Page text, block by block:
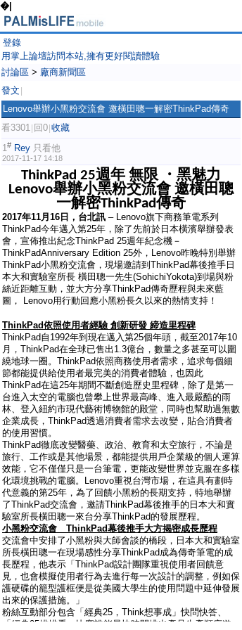
�|
登錄
用掌上論壇訪問本站,擁有更好閱讀體驗
討論區 > 廠商新聞區
發文
Lenovo舉辦小黑粉交流會 邀橫田聰一解密ThinkPad傳奇
看3301 回0 收藏
1# Rey 只看他
2017-11-17 14:18
ThinkPad 25週年 無限 ・ 黑魅力
Lenovo舉辦小黑粉交流會 邀橫田聰
一解密ThinkPad傳奇
2017年11月 16 日，台北訊 – Lenovo旗下商務筆電系列
ThinkPad今年邁入第25年，除了先前於日本橫濱舉辦發表
會，宣佈推出紀念ThinkPad 25週年紀念機－
ThinkPadAnniversary Edition 25外，Lenovo昨晚特別舉辦
ThinkPad小黑粉交流會，現場邀請到ThinkPad幕後推手日
本大和實驗室所長 橫田聰一先生(SohichiYokota)到場與粉
絲近距離互動，並大方分享ThinkPad傳奇歷程與未來藍
圖， Lenovo用行動回應小黑粉長久以來的熱情支持！
ThinkPad依照使用者經驗 創新研發 締造里程碑
ThinkPad自1992年到現在邁入第25個年頭，截至2017年10
月，ThinkPad在全球已售出1.3億台，數量之多甚至可以圍
繞地球一圈。ThinkPad依照商務使用者需求，追求每個細
節都能提供給使用者最完美的消費者體驗，也因此
ThinkPad在這25年期間不斷創造歷史里程碑，除了是第一
台進入太空的電腦也曾攀上世界最高峰、進入最嚴酷的雨
林、登入紐約市現代藝術博物館的殿堂，同時也幫助過無數
企業成長，ThinkPad透過消費者需求去改變，貼合消費者
的使用習慣。
ThinkPad徹底改變醫藥、政治、教育和太空旅行，不論是
旅行、工作或是其他場景，都能提供用戶企業級的個人運算
效能，它不僅僅只是一台筆電，更能改變世界並克服在多樣
化環境挑戰的電腦。Lenovo重視台灣市場，在這具有劃時
代意義的第25年，為了回饋小黑粉的長期支持，特地舉辦
了ThinkPad交流會，邀請ThinkPad幕後推手的日本大和實
驗室所長橫田聰一來台分享ThinkPad的發展歷程。
小黑粉交流會 ThinkPad幕後推手大方揭密成長歷程
交流會中安排了小黑粉與大師會談的橋段，日本大和實驗室
所長橫田聰一在現場感性分享ThinkPad成為傳奇筆電的成
長歷程，他表示「ThinkPad設計團隊重視使用者回饋意
見，也會模擬使用者行為去進行每一次設計的調整，例如保
護硬碟的籠型護框便是從美國大學生的使用問題中延伸發展
出來的保護措施。」
粉絲互動部分包含「經典25，Think想事成」快問快答、
「經典25排排看」比賽誰能最快時間排出產品生產順序遊